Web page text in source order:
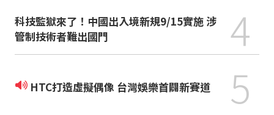
科技監獄來了！中國出入境新規9/15實施 涉
管制技術者難出國門
4
HTC打造虛擬偶像 台灣娛樂首闢新賽道 5